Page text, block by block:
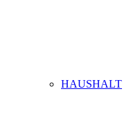
HAUSHALT